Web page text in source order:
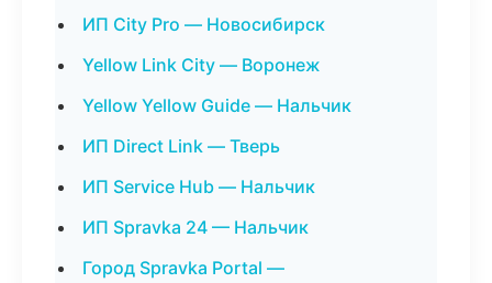
ИП City Pro — Новосибирск
Yellow Link City — Воронеж
Yellow Yellow Guide — Нальчик
ИП Direct Link — Тверь
ИП Service Hub — Нальчик
ИП Spravka 24 — Нальчик
Город Spravka Portal —